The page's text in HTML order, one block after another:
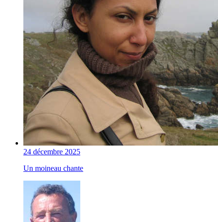
24 décembre 2025
Un moineau chante